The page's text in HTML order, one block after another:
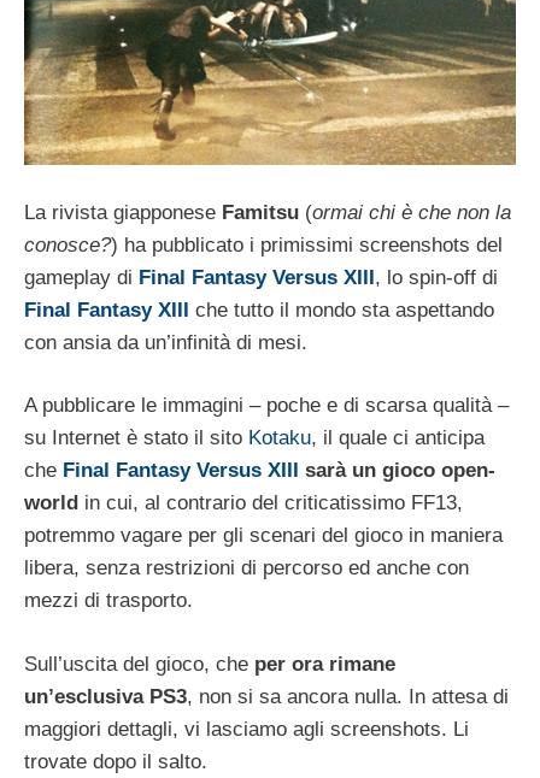
La rivista giapponese Famitsu (ormai chi è che non la
conosce?) ha pubblicato i primissimi screenshots del
gameplay di Final Fantasy Versus XIII, lo spin-off di
Final Fantasy XIII che tutto il mondo sta aspettando
con ansia da un’infinità di mesi.
A pubblicare le immagini – poche e di scarsa qualità –
su Internet è stato il sito Kotaku, il quale ci anticipa
che Final Fantasy Versus XIII
sarà un gioco open-
world in cui, al contrario del criticatissimo FF13,
potremmo vagare per gli scenari del gioco in maniera
libera, senza restrizioni di percorso ed anche con
mezzi di trasporto.
Sull’uscita del gioco, che per ora rimane
un’esclusiva PS3, non si sa ancora nulla. In attesa di
maggiori dettagli, vi lasciamo agli screenshots. Li
trovate dopo il salto.